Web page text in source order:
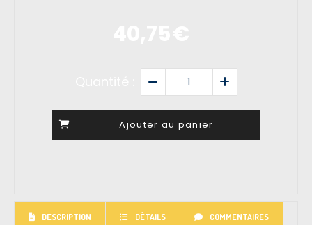
Ajouter au panier
DESCRIPTION DÉTAILS COMMENTAIRES